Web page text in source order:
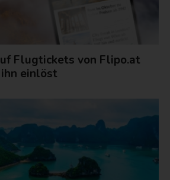
Flugtickets von Flipo.at
einlöst